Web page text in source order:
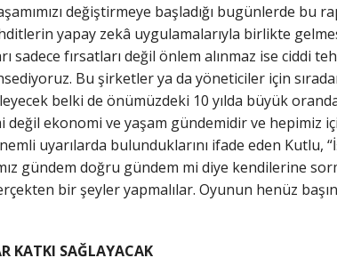
değiştirmeye başladığı bugünlerde bu
yapay zekâ uygulamalarıyla birlikte
fırsatları değil önlem alınmaz ise ciddi
Bu şirketler ya da yöneticiler için
belki de önümüzdeki 10 yılda büyük
ekonomi ve yaşam gündemidir ve hepimiz
uyarılarda bulunduklarını ifade eden Kutlu,
gündem doğru gündem mi diye kendilerine
bir şeyler yapmalılar. Oyunun henüz
KATKI SAĞLAYACAK